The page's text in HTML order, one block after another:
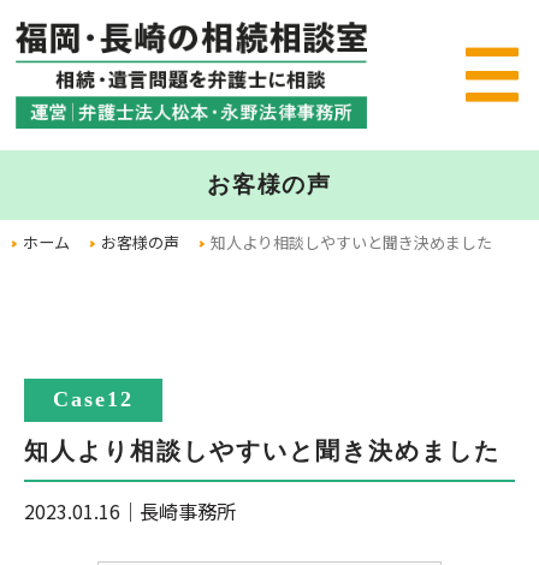
お客様の声
ホーム お客様の声 知人より相談しやすいと聞き決めました
Case12
知人より相談しやすいと聞き決めました
2023.01.16 ｜ 長崎事務所